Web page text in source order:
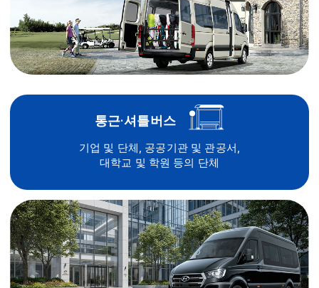
통근·셔틀버스
기업 및 단체, 공공기관 및 관공서,
대학교 및 학원 등의 단체